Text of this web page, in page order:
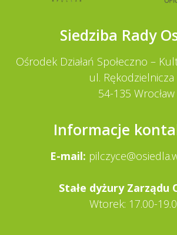
Siedziba Rady
Ośrodek Działań Społeczno –
ul. Rękodzielnicza
54-135 Wrocław
Informacje
E-mail:
Stałe dy­żury Zarządu
Wtorek: 17.00-